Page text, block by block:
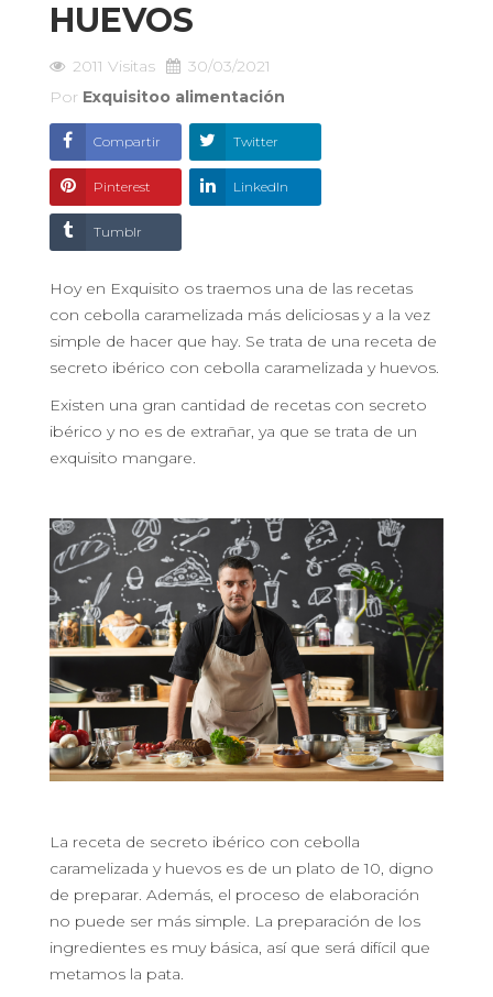
HUEVOS
2011 Visitas
30/03/2021
Por Exquisitoo alimentación
Compartir Twitter
Pinterest LinkedIn
Tumblr
Hoy en Exquisito os traemos una de las recetas
con cebolla caramelizada más deliciosas y a la vez
simple de hacer que hay. Se trata de una receta de
secreto ibérico con cebolla caramelizada y huevos.
Existen una gran cantidad de recetas con secreto
ibérico y no es de extrañar, ya que se trata de un
exquisito mangare.
La receta de secreto ibérico con cebolla
caramelizada y huevos es de un plato de 10, digno
de preparar. Además, el proceso de elaboración
no puede ser más simple. La preparación de los
ingredientes es muy básica, así que será difícil que
metamos la pata.